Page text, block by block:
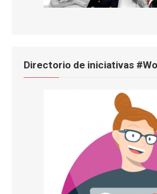
Directorio de iniciativas